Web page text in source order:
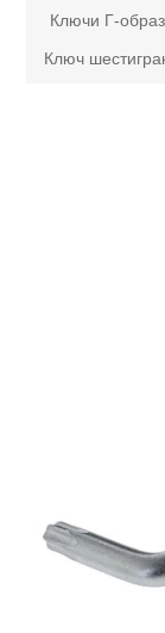
Ремонт
Ремонт
Ремонт
Сервисный
Контакты
Ключи Г-
Ключ